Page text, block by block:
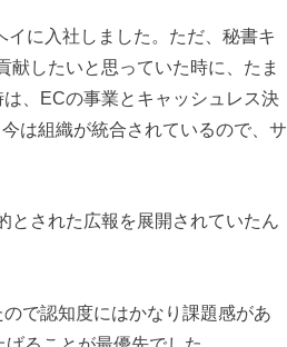
イに入社しました。ただ、秘書キ
献したいと思っていた時に、たま
、ECの事業とキャッシュレス決
は組織が統合されているので、サ
とされた広報を展開されていたん
で認知度にはかなり課題感があ